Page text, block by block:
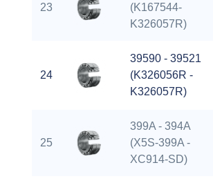
23
(K167544-
K326057R)
24
39590 - 39521
(K326056R -
K326057R)
25
399A - 394A
(X5S-399A -
XC914-SD)